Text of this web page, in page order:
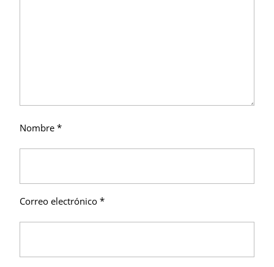
Nombre *
Correo electrónico *